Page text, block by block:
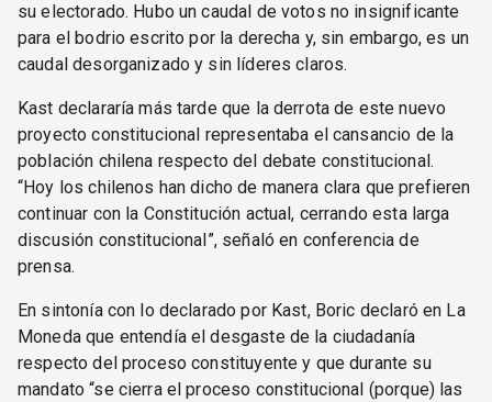
su electorado. Hubo un caudal de votos no insignificante
para el bodrio escrito por la derecha y, sin embargo, es un
caudal desorganizado y sin líderes claros.
Kast declararía más tarde que la derrota de este nuevo
proyecto constitucional representaba el cansancio de la
población chilena respecto del debate constitucional.
“Hoy los chilenos han dicho de manera clara que prefieren
continuar con la Constitución actual, cerrando esta larga
discusión constitucional”, señaló en conferencia de
prensa.
En sintonía con lo declarado por Kast, Boric declaró en La
Moneda que entendía el desgaste de la ciudadanía
respecto del proceso constituyente y que durante su
mandato “se cierra el proceso constitucional (porque) las